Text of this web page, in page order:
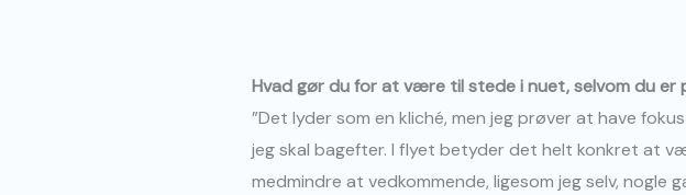
Hvad gør du for at være til stede i nuet, selvom du
”Det lyder som en kliché, men jeg prøver at have
jeg skal bagefter. I flyet betyder det helt konkret at
medmindre at vedkommende, ligesom jeg selv, nogle